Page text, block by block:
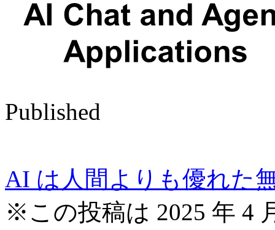
Published
AI は人間よりも優れた
※この投稿は 2025 年 4